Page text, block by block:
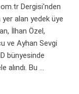
Dergisi'nden
alan yedek üye
İlhan Özel,
ve Ayhan Sevgi
bünyesinde
Bu ...